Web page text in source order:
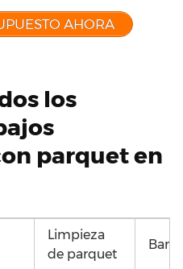
AHORA
los
parquet en
Limpieza
de parquet